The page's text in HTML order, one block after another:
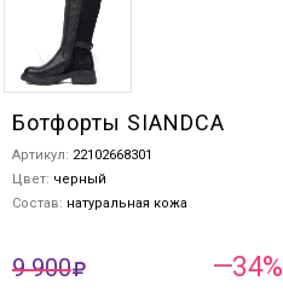
Ботфорты SIANDCA
Артикул: 22102668301
Цвет: черный
Состав: натуральная кожа
9 900 —34%